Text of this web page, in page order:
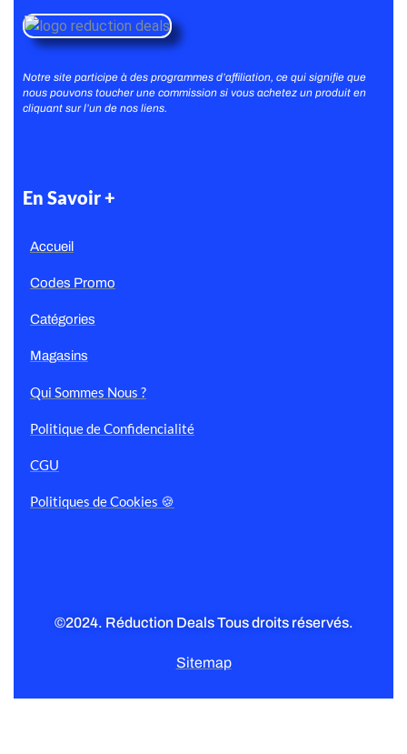
Notre site participe à des programmes d’affiliation, ce qui signifie que
nous pouvons toucher une commission si vous achetez un produit en
cliquant sur l’un de nos liens.
En Savoir +
Accueil
Codes Promo
Catégories
Magasins
Qui Sommes Nous ?
Politique de Confidencialité
CGU
Politiques de Cookies 🍪
©2024. Réduction Deals Tous droits réservés.
Sitemap